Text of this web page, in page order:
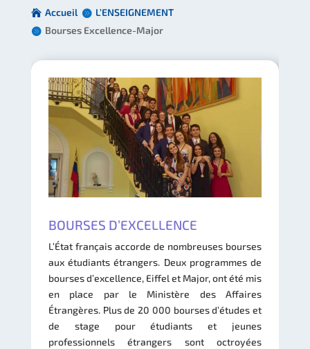
Accueil
L’ENSEIGNEMENT
Bourses Excellence-Major
BOURSES D’EXCELLENCE
L’État français accorde de nombreuses bourses
aux étudiants étrangers. Deux programmes de
bourses d’excellence, Eiffel et Major, ont été mis
en place par le Ministère des Affaires
Étrangères. Plus de 20 000 bourses d’études et
de stage pour étudiants et jeunes
professionnels étrangers sont octroyées